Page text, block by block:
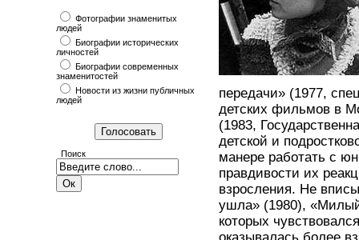
Фотографии знаменитых
людей
Биографии исторических
личностей
Биографии современных
знаменитостей
Новости из жизни публичных
людей
Поиск
передачи» (1977,
детских фильмов в
(1983,
детской и
манере работать с
правдивости их
взросления. Не
ушла» (1980),
которых